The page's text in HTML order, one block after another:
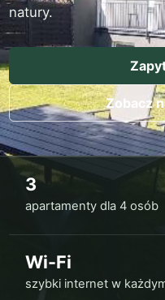
natury.
Zobacz
3
apartamenty dla 4 osób
Wi-Fi
szybki internet w